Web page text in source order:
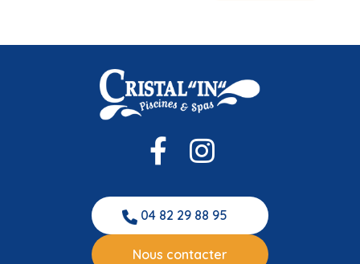
font confiance depuis toutes ces années !
04 82 29 88 95
Nous contacter